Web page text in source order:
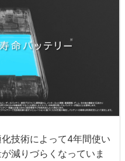
技術によって4年間使い
減りづらくなっていま